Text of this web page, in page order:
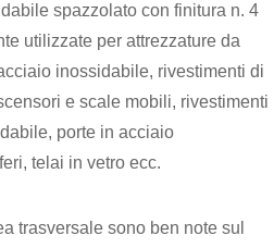
spazzolato con finitura n. 4
utilizzate per attrezzature da
inossidabile, rivestimenti di
e scale mobili, rivestimenti
porte in acciaio
telai in vetro ecc.
trasversale sono ben note sul